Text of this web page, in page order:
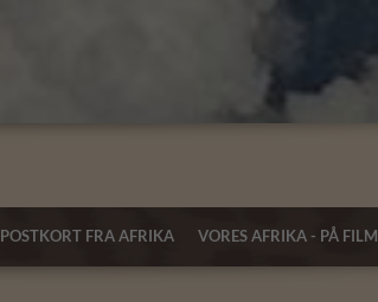
POSTKORT FRA AFRIKA VORES AFRIKA - PÅ FILM